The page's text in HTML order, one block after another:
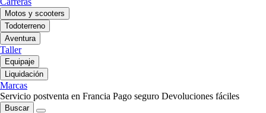
Motos y scooters
Todoterreno
Aventura
Taller
Equipaje
Liquidación
Marcas
Servicio postventa en Francia Pago seguro Devoluciones fáciles
Buscar